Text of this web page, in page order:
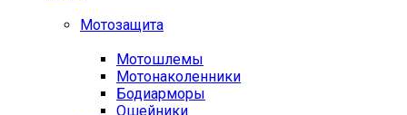
Мотозащита
Мотошлемы
Мотонаколенники
Бодиарморы
Ошейники